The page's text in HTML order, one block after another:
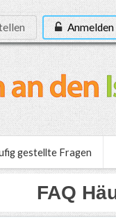
Anmelden
gestellte Fragen
FAQ